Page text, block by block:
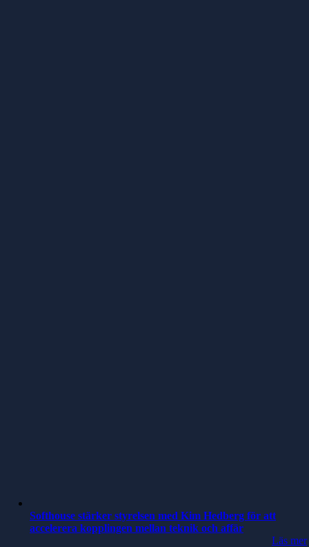
Softhouse stärker styrelsen med Kim Hedberg för att
accelerera kopplingen mellan teknik och affär
Läs mer